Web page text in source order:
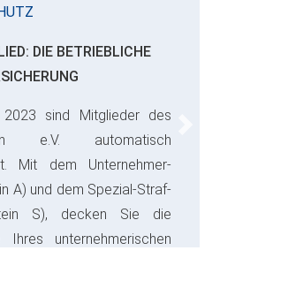
DIE BETRIEBLICHE
sind Mitglieder des
e.V. automatisch
Mit dem Unternehmer-
A) und dem Spezial-Straf-
S), decken Sie die
unternehmerischen
Geld.